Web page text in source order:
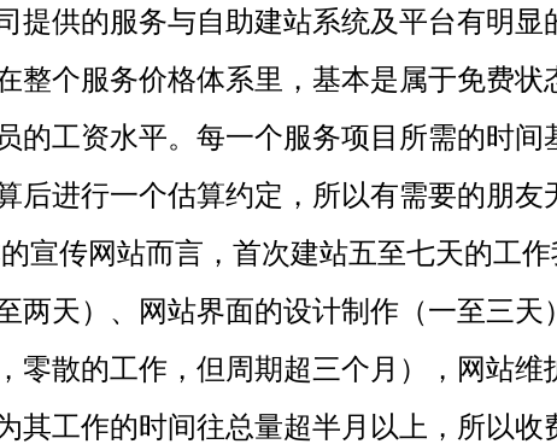
提供的服务与自助建站系统及平台有明
整个服务价格体系里，基本是属于免费
的工资水平。每一个服务项目所需的时
后进行一个估算约定，所以有需要的朋友
宣传网站而言，首次建站五至七天的工
两天）、网站界面的设计制作（一至三
零散的工作，但周期超三个月），网站维
其工作的时间往总量超半月以上，所以收